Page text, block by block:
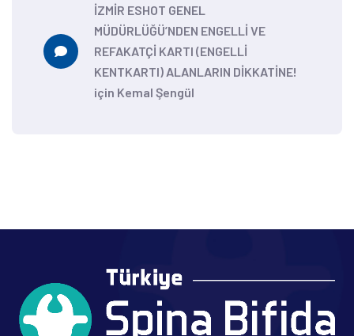
İZMİR ESHOT GENEL
MÜDÜRLÜĞÜ’NDEN ENGELLİ VE
REFAKATÇİ KARTI (ENGELLİ
KENTKARTI) ALANLARIN DİKKATİNE!
için Kemal Şengül